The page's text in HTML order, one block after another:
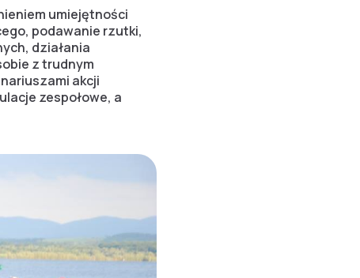
umiejętności
podawanie rzutki,
działania
z trudnym
akcji
zespołowe, a